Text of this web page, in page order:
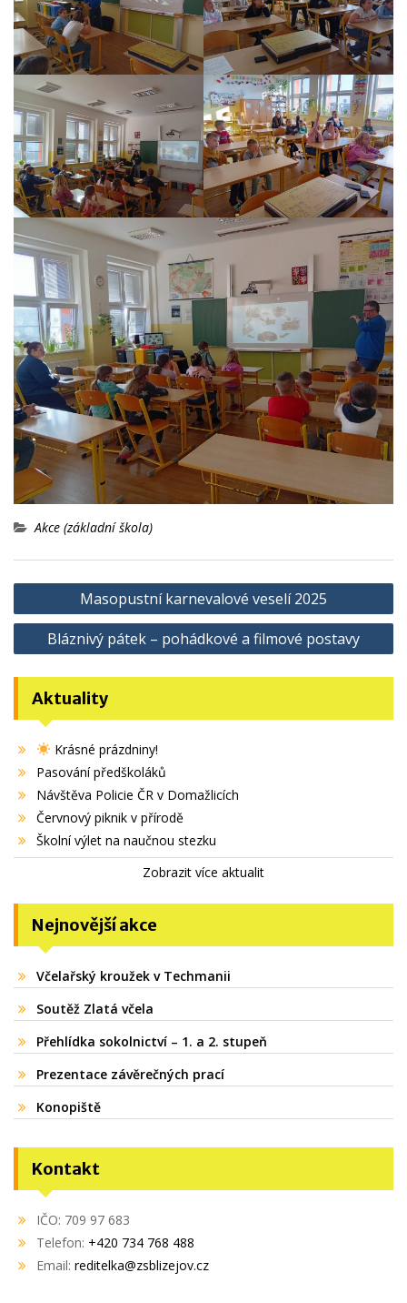
Akce (základní škola)
Navigace
pro
příspěvek
Masopustní karnevalové veselí 2025
Bláznivý pátek – pohádkové a filmové postavy
Aktuality
Krásné prázdniny!
Pasování předškoláků
Návštěva Policie ČR v Domažlicích
Červnový piknik v přírodě
Školní výlet na naučnou stezku
Zobrazit více aktualit
Nejnovější akce
Včelařský kroužek v Techmanii
Soutěž Zlatá včela
Přehlídka sokolnictví – 1. a 2. stupeň
Prezentace závěrečných prací
Konopiště
Kontakt
IČO: 709 97 683
Telefon: +420 734 768 488
Email: reditelka@zsblizejov.cz